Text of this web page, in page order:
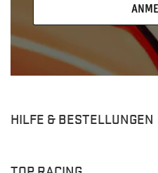
HILFE & BESTELLUNGEN